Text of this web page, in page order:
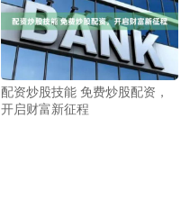
配资炒股技能 免费炒股配资，
开启财富新征程